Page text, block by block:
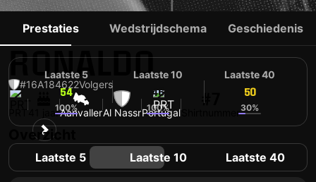
CRISTIANO
RONALDO
#16A184622Volgers
41 jaarAanvallerAl NassrPortugal
#7
Shirtnummer
Prestaties Wedstrijdschema Geschiedenis
Laatste 5
54
100%
Laatste 10
46
100%
Laatste 40
50
30%
Overzicht
Laatste 5 Laatste 10 Laatste 40